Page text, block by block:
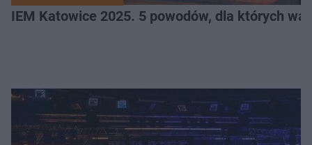
IEM Katowice 2025. 5 powodów, dla których